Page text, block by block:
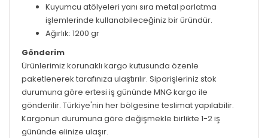
Kuyumcu atölyeleri yanı sıra metal parlatma
işlemlerinde kullanabileceğiniz bir üründür.
Ağırlık: 1200 gr
Gönderim
Ürünlerimiz korunaklı kargo kutusunda özenle
paketlenerek tarafınıza ulaştırılır. Siparişleriniz stok
durumuna göre ertesi iş gününde MNG kargo ile
gönderilir. Türkiye'nin her bölgesine teslimat yapılabilir.
Kargonun durumuna göre değişmekle birlikte 1-2 iş
gününde elinize ulaşır.